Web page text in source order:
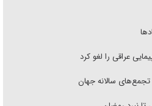
عراقی را لغو کرد
سالانه جهان